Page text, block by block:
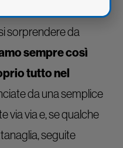
si andrà a visitare è
sorprendere da
sempre così
tutto nel
da una semplice
via via e, se qualche
seguite